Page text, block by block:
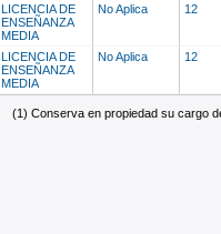
LICENCIA DE
ENSEÑANZA
MEDIA
No Aplica 12
LICENCIA DE
ENSEÑANZA
MEDIA
No Aplica 12
(1) Conserva en propiedad su cargo